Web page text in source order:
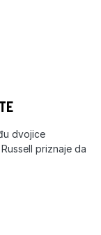
dvojice
priznaje da